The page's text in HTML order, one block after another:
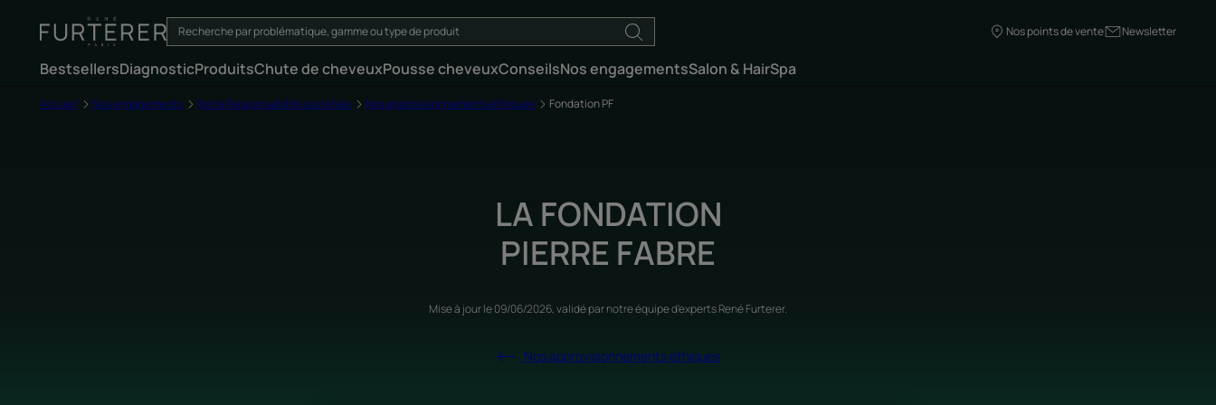
Nos points de vente Newsletter
BestsellersDiagnosticProduitsChute de cheveuxPousse cheveuxConseilsNos engagementsSalon & HairSpa
Accueil Nos engagements Notre Responsabilité sociétale Nos approvisionnements éthiques Fondation PF
LA FONDATION
PIERRE FABRE
Mise à jour le09/06/2026, validé parnotre équipe d'experts René Furterer.
Nos approvisionnements éthiques